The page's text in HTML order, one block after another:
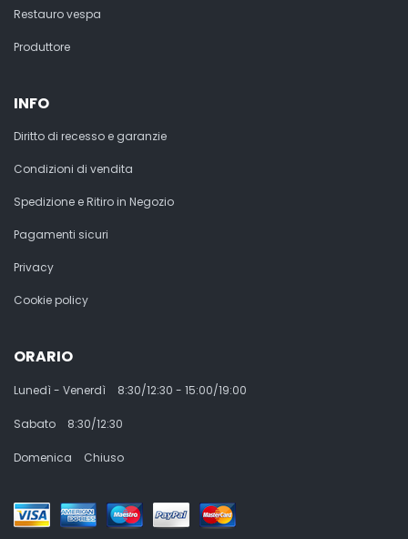
Restauro vespa
Produttore
INFO
Diritto di recesso e garanzie
Condizioni di vendita
Spedizione e Ritiro in Negozio
Pagamenti sicuri
Privacy
Cookie policy
ORARIO
Lunedì - Venerdì 8:30/12:30 - 15:00/19:00
Sabato 8:30/12:30
Domenica Chiuso